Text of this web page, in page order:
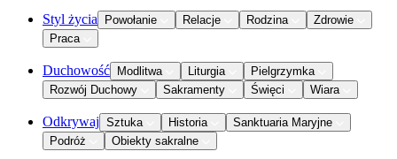
Styl życia Powołanie Relacje Rodzina
Zdrowie
Praca
Duchowość Modlitwa Liturgia
Pielgrzymka
Rozwój Duchowy
Sakramenty Święci Wiara
Odkrywaj Sztuka Historia
Sanktuaria Maryjne
Podróż
Obiekty sakralne